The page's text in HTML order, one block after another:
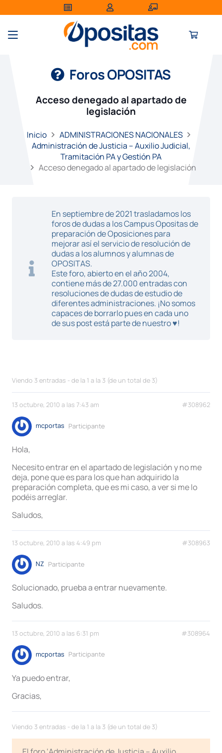
Foros OPOSITAS
Acceso denegado al apartado de
legislación
Inicio
ADMINISTRACIONES NACIONALES
Administración de Justicia – Auxilio Judicial,
Tramitación PA y Gestión PA
Acceso denegado al apartado de legislación
En septiembre de 2021 trasladamos los
foros de dudas a los Campus Opositas de
preparación de Oposiciones para
mejorar así el servicio de resolución de
dudas a los alumnos y alumnas de
OPOSITAS.
Este foro, abierto en el año 2004,
contiene más de 27.000 entradas con
resoluciones de dudas de estudio de
diferentes administraciones. ¡No somos
capaces de borrarlo pues en cada uno
de sus post está parte de nuestro ♥!
Viendo 3 entradas - de la 1 a la 3 (de un total de 3)
13 octubre, 2010 a las 7:43 am #308962
mcportas Participante
Hola,
Necesito entrar en el apartado de legislación y no me
deja, pone que es para los que han adquirido la
preparación completa, que es mi caso, a ver si me lo
podéis arreglar.
Saludos,
13 octubre, 2010 a las 4:49 pm #308963
NZ Participante
Solucionado, prueba a entrar nuevamente.
Saludos.
13 octubre, 2010 a las 6:31 pm #308964
mcportas Participante
Ya puedo entrar,
Gracias,
Viendo 3 entradas - de la 1 a la 3 (de un total de 3)